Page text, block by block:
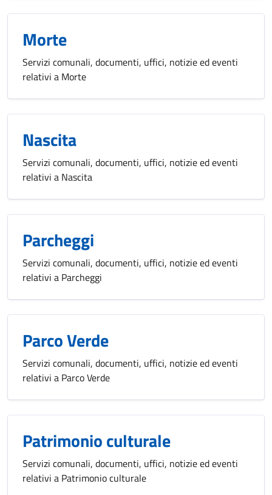
Morte
Servizi comunali, documenti, uffici, notizie ed eventi
relativi a Morte
Nascita
Servizi comunali, documenti, uffici, notizie ed eventi
relativi a Nascita
Parcheggi
Servizi comunali, documenti, uffici, notizie ed eventi
relativi a Parcheggi
Parco Verde
Servizi comunali, documenti, uffici, notizie ed eventi
relativi a Parco Verde
Patrimonio culturale
Servizi comunali, documenti, uffici, notizie ed eventi
relativi a Patrimonio culturale